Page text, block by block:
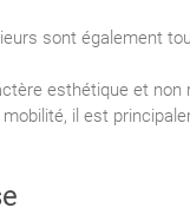
sont également
esthétique et
mobilité, il est